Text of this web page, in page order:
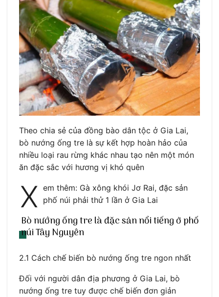
Theo chia sẻ của đồng bào dân tộc ở Gia Lai,
bò nướng ống tre là sự kết hợp hoàn hảo của
nhiều loại rau rừng khác nhau tạo nên một món
ăn đặc sắc với hương vị khó quên
X em thêm: Gà xông khói Jơ Rai, đặc sản
phố núi phải thử 1 lần ở Gia Lai
Bò nướng ống tre là đặc sản nổi tiếng ở phố
núi Tây Nguyên
2.1 Cách chế biến bò nướng ống tre ngon nhất
Đối với người dân địa phương ở Gia Lai, bò
nướng ống tre tuy được chế biến đơn giản